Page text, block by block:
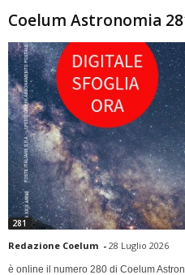
Coelum Astronomia
281
Redazione Coelum - 28 Luglio 2026
è online il numero 280 di Coelum